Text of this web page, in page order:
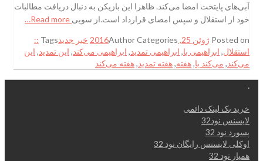
آبی‌های پایتخت امضا می‌کند. ظاهرا این بازیکن به دنبال دریافت مطالبات
خود از استقلال و سپس امضای قرارداد است.از سویی
Posted on ژوئن 25, 2016 AuthorCategories خبر جدیدTags
::
استقلال, ابراهیمی با, ابراهیمی تمدید, ابراهیمی می‌کند, این تمدید, این
می‌کند, می‌کند با,هفته,هفته تمدید,هفته می‌کند
.
خرید بک لینک دائمی
لایسنس نود32
پسورد نود 32
اوکلی لایسنس رایگان نود 32
همیار نود 32